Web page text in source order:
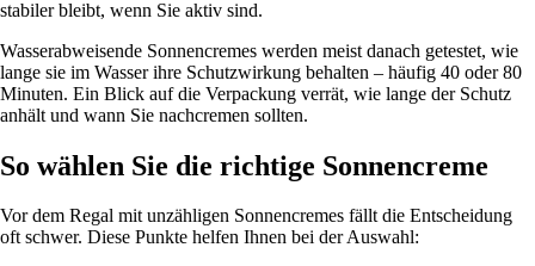
stabiler bleibt, wenn Sie aktiv sind.
Wasserabweisende Sonnencremes werden meist danach getestet, wie
lange sie im Wasser ihre Schutzwirkung behalten – häufig 40 oder 80
Minuten. Ein Blick auf die Verpackung verrät, wie lange der Schutz
anhält und wann Sie nachcremen sollten.
So wählen Sie die richtige Sonnencreme
Vor dem Regal mit unzähligen Sonnencremes fällt die Entscheidung
oft schwer. Diese Punkte helfen Ihnen bei der Auswahl: